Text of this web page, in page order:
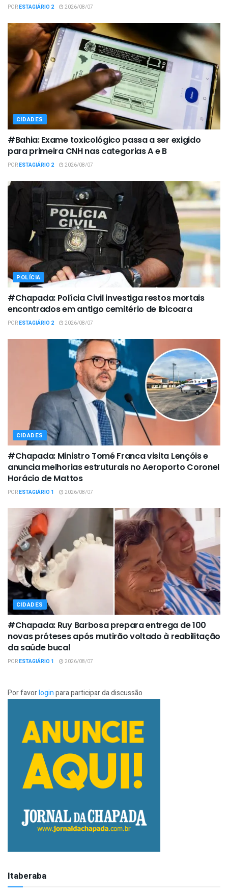
PORESTAGIÁRIO 2 2026/08/07
CIDADES
#Bahia: Exame toxicológico passa a ser exigido
para primeira CNH nas categorias A e B
PORESTAGIÁRIO 2 2026/08/07
POLÍCIA
#Chapada: Polícia Civil investiga restos mortais
encontrados em antigo cemitério de Ibicoara
PORESTAGIÁRIO 2 2026/08/07
CIDADES
#Chapada: Ministro Tomé Franca visita Lençóis e
anuncia melhorias estruturais no Aeroporto Coronel
Horácio de Mattos
PORESTAGIÁRIO 1 2026/08/07
CIDADES
#Chapada: Ruy Barbosa prepara entrega de 100
novas próteses após mutirão voltado à reabilitação
da saúde bucal
PORESTAGIÁRIO 1 2026/08/07
Por favorloginpara participar da discussão
Itaberaba